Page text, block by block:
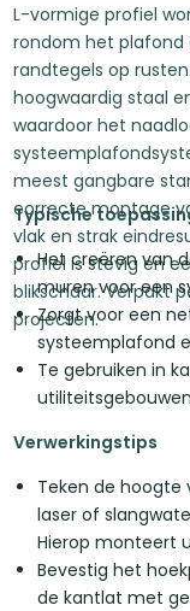
L-vormige profiel
rondom het plafond
randtegels op
hoogwaardig staal
waardoor het
meest gangbare
correcte montage
vlak en strak
profiel is stevig en
blikschaar. Verpakt
projecten.
Typische
Het creëren van
muren voor een
Zorgt voor een
systeemplafond
Te gebruiken in
Verwerkingstips
Teken de
laser of
Hierop monteert
Bevestig het
de kantlat met